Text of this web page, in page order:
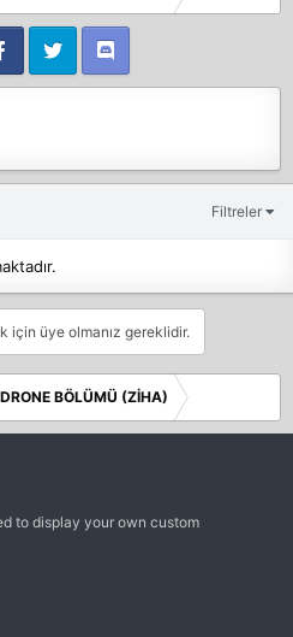
Filtreler
için üye olmanız gereklidir.
BÖLÜMÜ (ZİHA)
to display your own custom